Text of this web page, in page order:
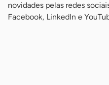
novidades pelas redes
Facebook, LinkedIn e